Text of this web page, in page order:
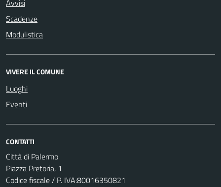
Avvisi
Scadenze
Modulistica
VIVERE IL COMUNE
Luoghi
Eventi
CONTATTI
Città di Palermo
Piazza Pretoria, 1
Codice fiscale / P. IVA:80016350821